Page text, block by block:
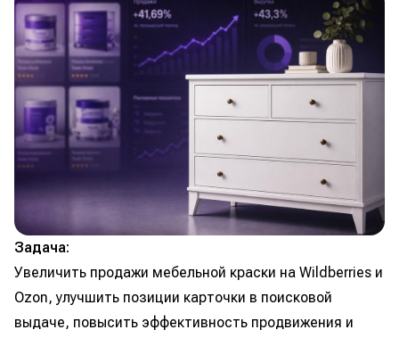
Задача:
Увеличить продажи мебельной краски на Wildberries и
Ozon, улучшить позиции карточки в поисковой
выдаче, повысить эффективность продвижения и